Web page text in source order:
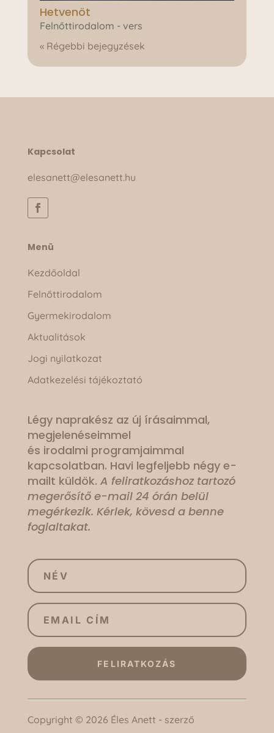
Hetvenöt
Felnőttirodalom - vers
« Régebbi bejegyzések
Kapcsolat
elesanett@elesanett.hu
Menü
Kezdőoldal
Felnőttirodalom
Gyermekirodalom
Aktualitások
Jogi nyilatkozat
Adatkezelési tájékoztató
Légy naprakész az új írásaimmal,
megjelenéseimmel
és irodalmi programjaimmal
kapcsolatban. Havi legfeljebb négy e-
mailt küldök. A feliratkozáshoz tartozó
megerősítő e-mail 24 órán belül
megérkezik. Kérlek, kövesd a benne
foglaltakat.
FELIRATKOZÁS
Copyright © 2026 Éles Anett - szerző